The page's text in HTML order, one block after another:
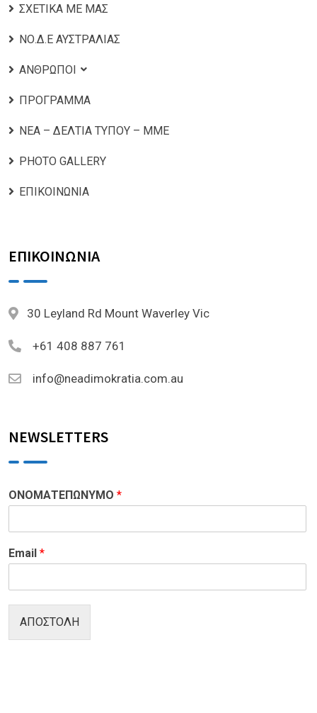
ΣΧΕΤΙΚΑ ΜΕ ΜΑΣ
ΝΟ.Δ.Ε ΑΥΣΤΡΑΛΙΑΣ
ΑΝΘΡΩΠΟΙ
ΠΡΟΓΡΑΜΜΑ
ΝΕΑ – ΔΕΛΤΙΑ ΤΥΠΟΥ – ΜΜΕ
PHOTO GALLERY
ΕΠΙΚΟΙΝΩΝΙΑ
ΕΠΙΚΟΙΝΩΝΙΑ
30 Leyland Rd Mount Waverley Vic
+61 408 887 761
info@neadimokratia.com.au
NEWSLETTERS
ΟΝΟΜΑΤΕΠΩΝΥΜΟ *
Email *
ΑΠΟΣΤΟΛΗ